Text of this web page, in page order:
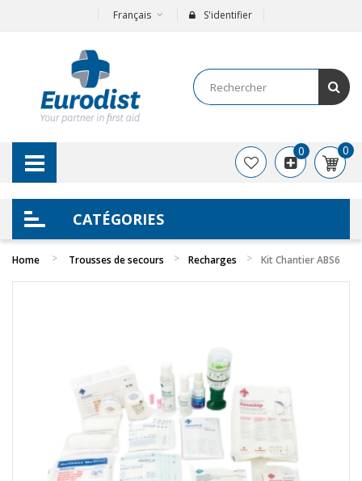
Français S'identifier
CATÉGORIES
0
0
Home Trousses de secours Recharges Kit Chantier ABS6